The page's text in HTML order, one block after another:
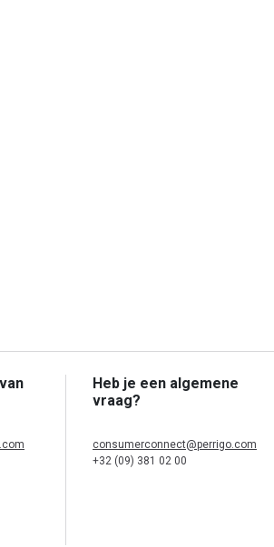
Heb je een algemene
vraag?
consumerconnect@perrigo.com
+32 (09) 381 02 00